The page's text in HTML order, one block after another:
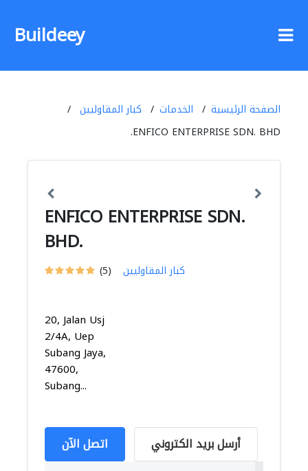
Buildeey
الصفحة الرئيسية الخدمات
كبار المقاوليين
ENFICO ENTERPRISE SDN. BHD.
ENFICO ENTERPRISE SDN.
BHD.
(5) كبار المقاوليين
20, Jalan Usj
2/4A, Uep
Subang Jaya,
47600,
Subang...
اتصل الآن أرسل بريد الكتروني